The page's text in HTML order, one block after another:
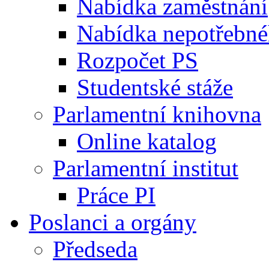
Nabídka zaměstnání
Nabídka
Rozpočet PS
Studentské stáže
Parlamentní knihovna
Online katalog
Parlamentní institut
Práce PI
Poslanci a orgány
Předseda